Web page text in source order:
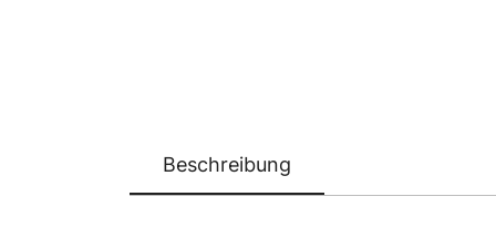
Beschreibung